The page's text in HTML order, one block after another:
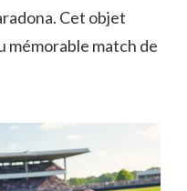
Cet objet
mémorable match de